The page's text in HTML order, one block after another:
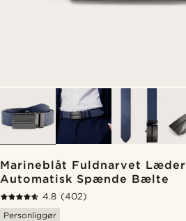
Marineblåt Fuldnarvet Læder
Automatisk Spænde Bælte
4.8 (402)
Personliggør